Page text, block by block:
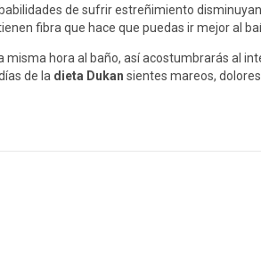
de sufrir estreñimiento
fibra que hace que puedas ir mejor al
misma hora al baño, así acostumbrarás al
de la dieta Dukan sientes mareos,